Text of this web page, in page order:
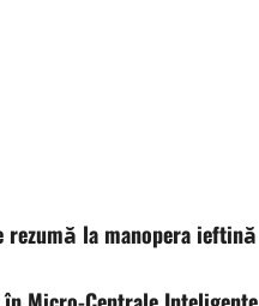
rezumă la manopera ieftină